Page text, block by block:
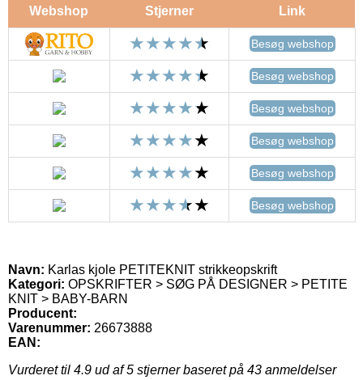
Webshop Stjerner Link
Besøg webshop
Besøg webshop
Besøg webshop
Besøg webshop
Besøg webshop
Besøg webshop
Navn: Karlas kjole PETITEKNIT strikkeopskrift
Kategori: OPSKRIFTER > SØG PÅ DESIGNER > PETITE
KNIT > BABY-BARN
Producent:
Varenummer: 26673888
EAN:
Vurderet til 4.9 ud af 5 stjerner baseret på 43 anmeldelser